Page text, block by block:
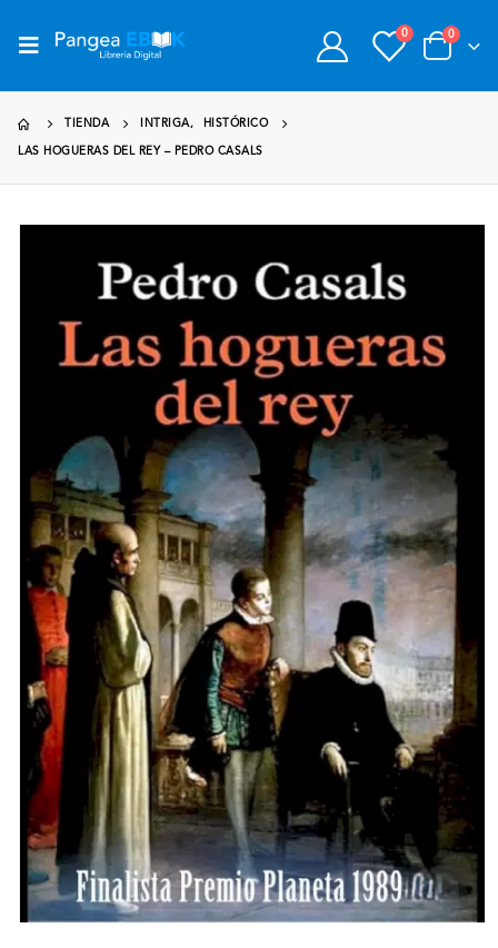
0 0
TIENDA INTRIGA, HISTÓRICO
LAS HOGUERAS DEL REY – PEDRO CASALS